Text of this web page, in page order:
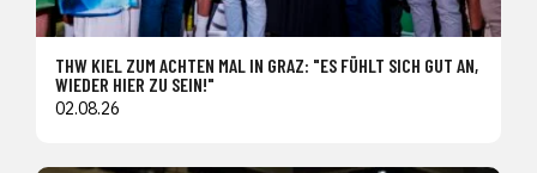
THW KIEL ZUM ACHTEN MAL IN GRAZ: "ES FÜHLT SICH GUT AN,
WIEDER HIER ZU SEIN!"
02.08.26